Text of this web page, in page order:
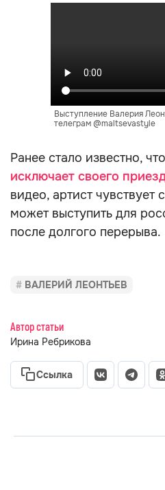
Выступление Валерия
телеграм @maltsevastyle
Ранее стало известно,
исключает своего
видео, артист чувствует
может выступить для
после долгого перерыва.
ВАЛЕРИЙ ЛЕОНТЬЕВ
Автор статьи
Ирина Ребрикова
Ссылка